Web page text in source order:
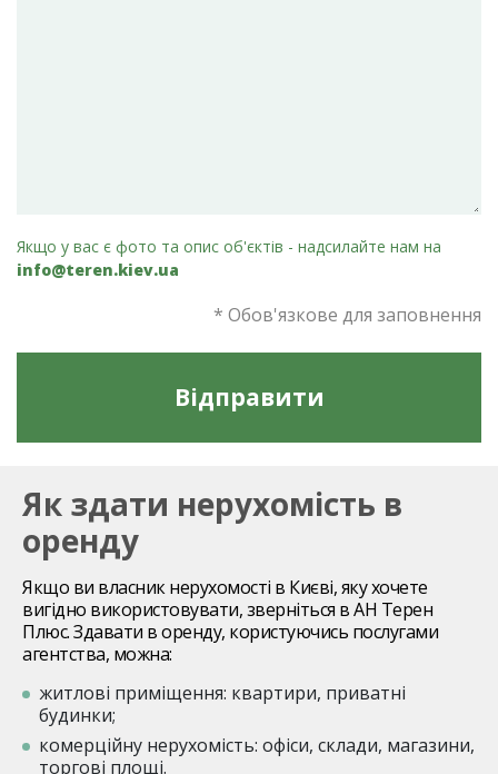
Якщо у вас є фото та опис об'єктів - надсилайте нам на
info@teren.kiev.ua
* Обов'язкове для заповнення
Відправити
Як здати нерухомість в
оренду
Якщо ви власник нерухомості в Києві, яку хочете
вигідно використовувати, зверніться в АН Терен
Плюс. Здавати в оренду, користуючись послугами
агентства, можна:
житлові приміщення: квартири, приватні
будинки;
комерційну нерухомість: офіси, склади, магазини,
торгові площі.